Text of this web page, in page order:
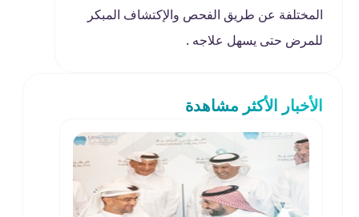
المختلفة عن طريق الفحص والإكتشاف المبكر
للمرض حتى يسهل علاجه .
الأخبار الأكثر مشاهدة